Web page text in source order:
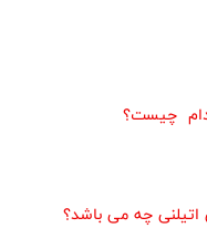
دام چیست؟
اتیلنی چه می باشد؟